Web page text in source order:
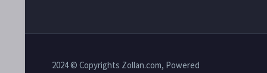
2024 © Copyrights Zollan.com, Powered